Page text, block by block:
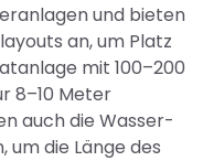
und bieten
an, um Platz
mit 100–200
8–10 Meter
auch die Wasser-
um die Länge des